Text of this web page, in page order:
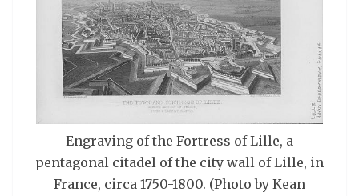
Engraving of the Fortress of Lille, a
pentagonal citadel of the city wall of Lille, in
France, circa 1750-1800. (Photo by Kean